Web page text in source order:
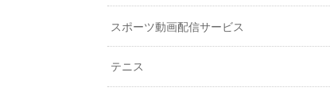
スポーツ動画配信サービス
テニス